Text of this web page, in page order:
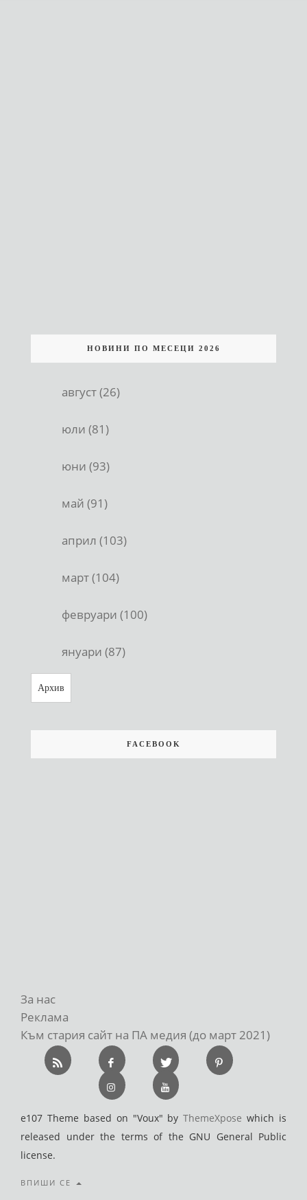
НОВИНИ ПО МЕСЕЦИ 2026
август (26)
юли (81)
юни (93)
май (91)
април (103)
март (104)
февруари (100)
януари (87)
Архив
FACEBOOK
За нас
Реклама
Към стария сайт на ПА медия (до март 2021)
e107 Theme based on "Voux" byThemeXpose which is
released under the terms of the GNU General Public
license.
ВПИШИ СЕ